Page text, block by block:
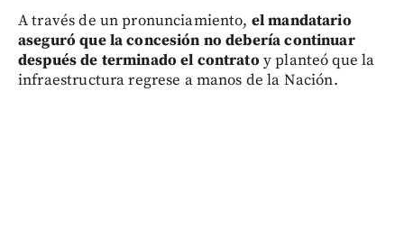
A través de un pronunciamiento, el mandatario
aseguró que la concesión no debería continuar
después de terminado el contrato y planteó que la
infraestructura regrese a manos de la Nación.